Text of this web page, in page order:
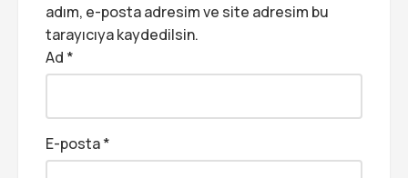
adım, e-posta adresim ve site adresim bu
tarayıcıya kaydedilsin.
Ad *
E-posta*